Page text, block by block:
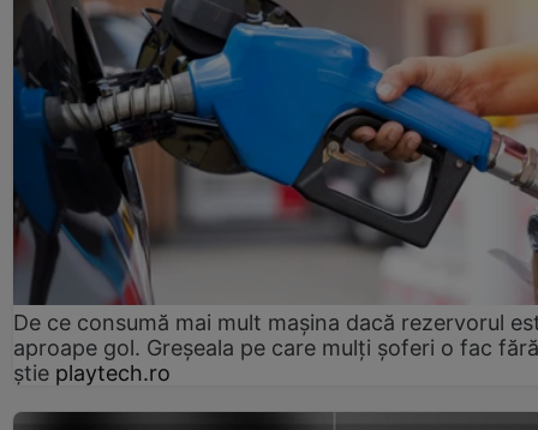
De ce consumă mai mult mașina dacă rezervorul
aproape gol. Greșeala pe care mulți șoferi o fac
știe playtech.ro